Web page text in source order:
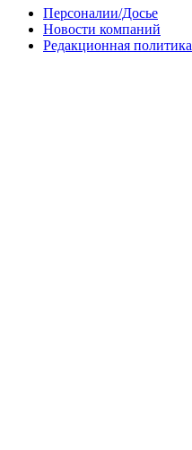
Персоналии/Досье
Новости компаний
Редакционная политика